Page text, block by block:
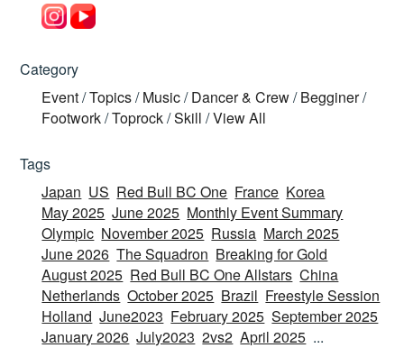
Category
Event/Topics/ Music/ Dancer & Crew/ Begginer/
Footwork/Toprock/Skill /View All
Tags
Japan US Red Bull BC One France Korea
May 2025 June 2025 Monthly Event Summary
Olympic November 2025 Russia March 2025
June 2026 The Squadron Breaking for Gold
August 2025 Red Bull BC One Allstars China
Netherlands October 2025 Brazil Freestyle Session
Holland June2023 February 2025 September 2025
January 2026 July2023 2vs2 April 2025 ...